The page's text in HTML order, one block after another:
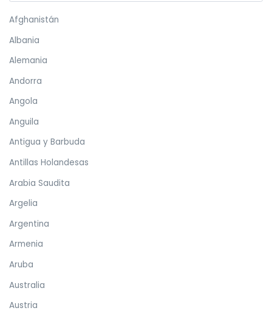
Afghanistán
Albania
Alemania
Andorra
Angola
Anguila
Antigua y Barbuda
Antillas Holandesas
Arabia Saudita
Argelia
Argentina
Armenia
Aruba
Australia
Austria